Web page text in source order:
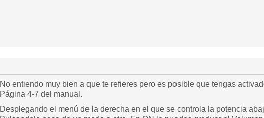
No entiendo muy bien a que te refieres pero es posible que tengas
Página 4-7 del manual.
Desplegando el menú de la derecha en el que se controla la potencia